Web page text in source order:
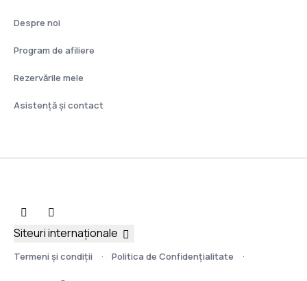
Despre noi
Program de afiliere
Rezervările mele
Asistenţă şi contact
Termeni şi condiţii Politica de Confidențialitate
Siteuri internaționale